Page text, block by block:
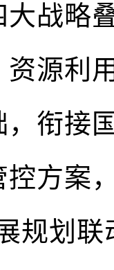
大战略
资源利
，衔接
控方案
规划